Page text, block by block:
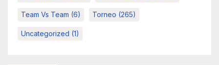
Team Vs Team (6) Torneo (265)
Uncategorized (1)